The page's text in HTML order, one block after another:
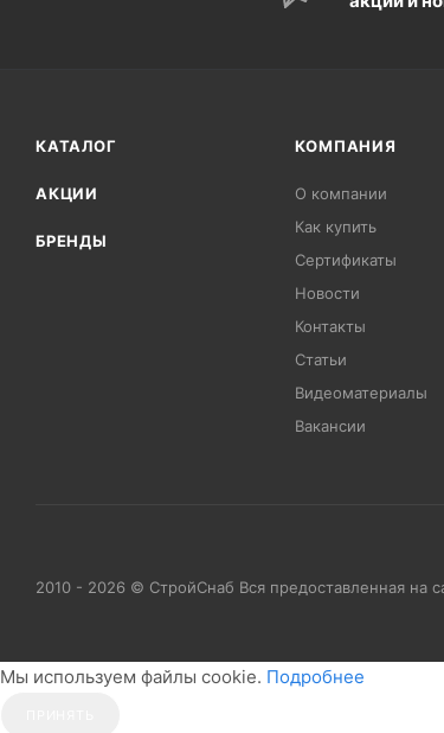
КАТАЛОГ
АКЦИИ
БРЕНДЫ
КОМПАНИЯ
О компании
Как купить
Сертификаты
Новости
Контакты
Статьи
Видеоматериалы
Вакансии
2010 - 2026 © СтройСнаб Вся предоставленная на
Мы используем файлы cookie. Подробнее